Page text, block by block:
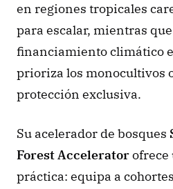
en regiones tropicales
para escalar, mientras
financiamiento climático
prioriza los monocultivos
protección exclusiva.
Su acelerador de bosques
Forest Accelerator ofrece
práctica: equipa a